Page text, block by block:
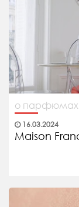
о парфюмах
16.03.2024
Maison